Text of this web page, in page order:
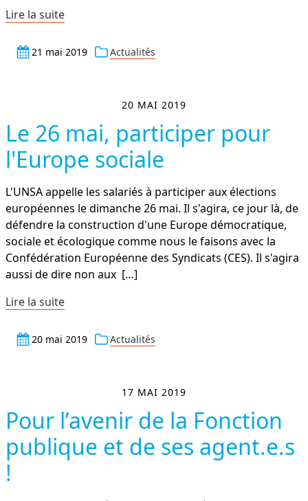
Lire la suite
21 mai 2019 Actualités
20 MAI 2019
Le 26 mai, participer pour
l'Europe sociale
L'UNSA appelle les salariés à participer aux élections
européennes le dimanche 26 mai. Il s'agira, ce jour là, de
défendre la construction d'une Europe démocratique,
sociale et écologique comme nous le faisons avec la
Confédération Européenne des Syndicats (CES). Il s'agira
aussi de dire non aux […]
Lire la suite
20 mai 2019 Actualités
17 MAI 2019
Pour l’avenir de la Fonction
publique et de ses agent.e.s
!